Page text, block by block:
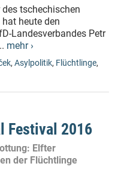
des tschechischen
heute den
Landesverbandes Petr
mehr ›
, Asylpolitik, Flüchtlinge,
Festival 2016
Elfter
der Flüchtlinge